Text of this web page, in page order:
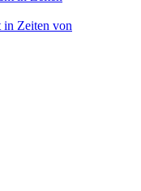
Zeiten von